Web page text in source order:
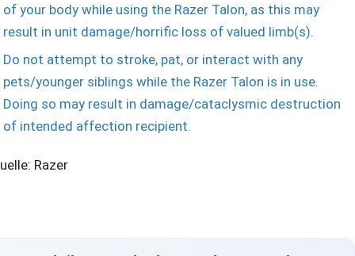
of your body while using the Razer Talon, as this may
result in unit damage/horrific loss of valued limb(s).
Do not attempt to stroke, pat, or interact with any
pets/younger siblings while the Razer Talon is in use.
Doing so may result in damage/cataclysmic destruction
of intended affection recipient.
Razer